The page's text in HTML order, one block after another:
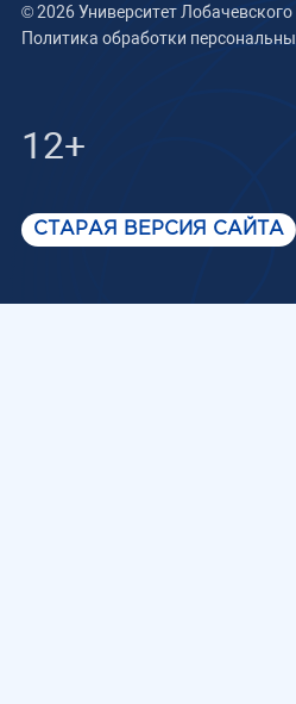
© 2026 Университет Лобачевского
Политика обработки
12+
СТАРАЯ ВЕРСИЯ САЙТА